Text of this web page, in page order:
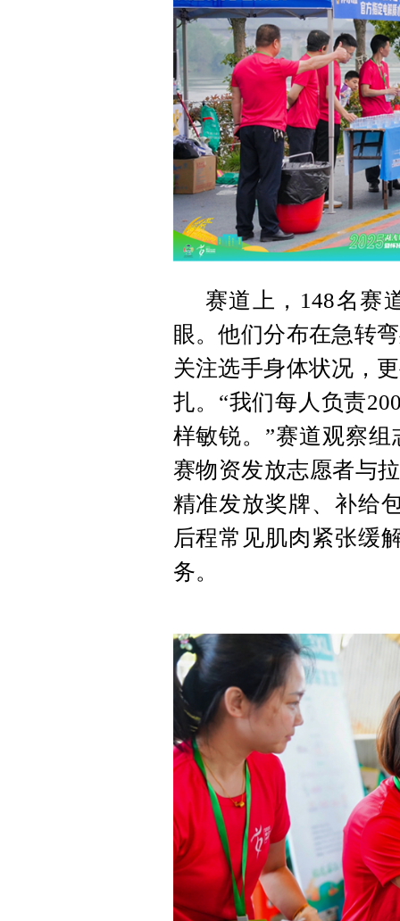
赛道上，148名赛
眼。他们分布在急转
关注选手身体状况，
扎。“我们每人负责
样敏锐。”赛道观察
赛物资发放志愿者与
精准发放奖牌、补给
后程常见肌肉紧张缓
务。